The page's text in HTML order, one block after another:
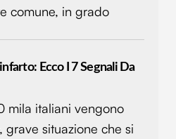
comune, in grado
Ecco I 7 Segnali Da
mila italiani vengono
situazione che si